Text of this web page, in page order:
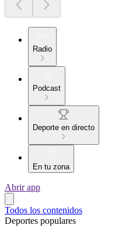
Radio
Podcast
Deporte en directo
En tu zona
Abrir app
Todos los contenidos
Deportes populares